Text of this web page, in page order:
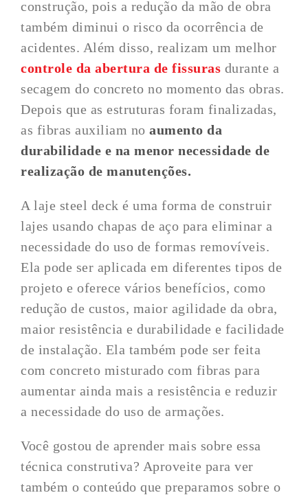
construção, pois a redução da mão de obra
também diminui o risco da ocorrência de
acidentes. Além disso, realizam um melhor
controle da abertura de fissuras durante a
secagem do concreto no momento das obras.
Depois que as estruturas foram finalizadas,
as fibras auxiliam noaumento da
durabilidade e na menor necessidade de
realização de manutenções.
A laje steel deck é uma forma de construir
lajes usando chapas de aço para eliminar a
necessidade do uso de formas removíveis.
Ela pode ser aplicada em diferentes tipos de
projeto e oferece vários benefícios, como
redução de custos, maior agilidade da obra,
maior resistência e durabilidade e facilidade
de instalação. Ela também pode ser feita
com concreto misturado com fibras para
aumentar ainda mais a resistência e reduzir
a necessidade do uso de armações.
Você gostou de aprender mais sobre essa
técnica construtiva? Aproveite para ver
também o conteúdo que preparamos sobre o